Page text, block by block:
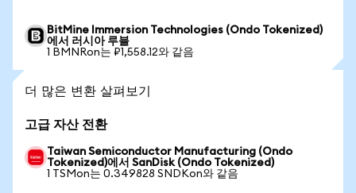
BitMine Immersion Technologies (Ondo Tokenized)
에서 러시아 루블
1 BMNRon는 ₽1,558.12와 같음
더 많은 변환 살펴보기
고급 자산 전환
Taiwan Semiconductor Manufacturing (Ondo
Tokenized)에서 SanDisk (Ondo Tokenized)
1 TSMon는 0.349828 SNDKon와 같음